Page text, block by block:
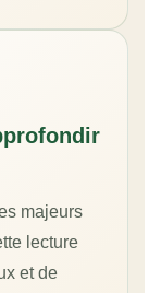
majeurs
lecture
et de